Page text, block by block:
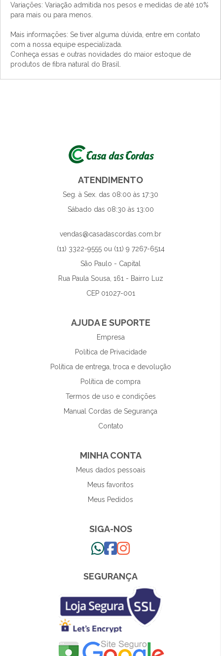
Variações: Variação admitida nos pesos e medidas de até 10%
para mais ou para menos.
Mais informações: Se tiver alguma dúvida, entre em contato
com a nossa equipe especializada.
Conheça essas e outras novidades do maior estoque de
produtos de fibra natural do Brasil.
ATENDIMENTO
Seg. à Sex. das 08:00 às 17:30
Sábado das 08:30 às 13:00
vendas@casadascordas.com.br
(11) 3322-9555 ou (11) 9 7267-6514
São Paulo - Capital
Rua Paula Sousa, 161 - Bairro Luz
CEP 01027-001
AJUDA E SUPORTE
Empresa
Política de Privacidade
Política de entrega, troca e devolução
Política de compra
Termos de uso e condições
Manual Cordas de Segurança
Contato
MINHA CONTA
Meus dados pessoais
Meus favoritos
Meus Pedidos
SIGA-NOS
SEGURANÇA